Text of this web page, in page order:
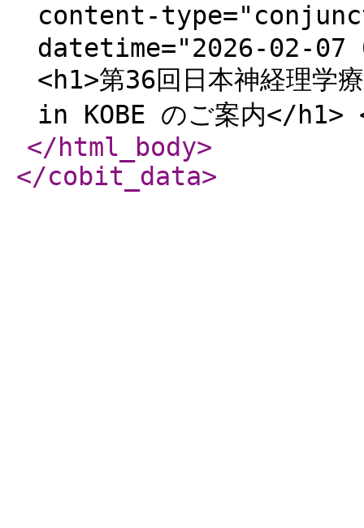
content-
datetime="2026-02-
<h1>第36回日本神経理学
in KOBE のご案内</
</html_body>
</cobit_data>